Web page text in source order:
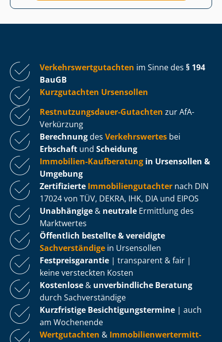
Ver­kehrs­wert­gut­ach­ten im Sinne des § 194
BauGB
Kurzgutachten Ursensollen
Rest­nut­zungs­dau­er-Gutachten zur AfA-
Verkürzung
Berechnung des Verkehrswertes bei
Erbschaft und Scheidung
Immobilien-Kaufberatung in Ursensollen &
Umgebung
Zertifizierte Im­mo­bi­li­en­gut­ach­ter nach DIN
17024 von TÜV, DEKRA, IHK, DIA und EIPOS
Unabhängige & neutrale Ermittlung des
Marktwertes
Öffentlich bestellte & vereidigte
Sachverständige in Ursensollen
Fest­preis­ga­ran­tie | transparent & fair |
keine versteckten Kosten
Kostenlose & unverbindliche Beratung
durch Sachverständige
Kurzfristige Be­sich­ti­gungs­ter­mi­ne | auch
am Wochenende
Wertgutachten & Im­mo­bi­li­en­wert­ermitt­